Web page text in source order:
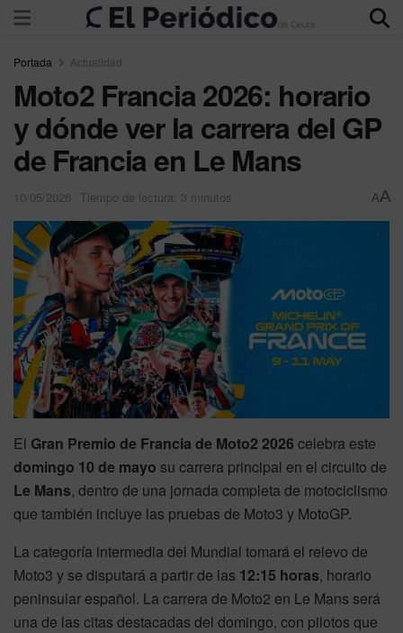
Portada Actualidad
Moto2 Francia 2026: horario
y dónde ver la carrera del GP
de Francia en Le Mans
10/05/2026 Tiempo de lectura: 3 minutos AA
El Gran Premio de Francia de Moto2 2026 celebra este
domingo 10 de mayo su carrera principal en el circuito de
Le Mans, dentro de una jornada completa de motociclismo
que también incluye las pruebas de Moto3 y MotoGP.
La categoría intermedia del Mundial tomará el relevo de
Moto3 y se disputará a partir de las 12:15 horas, horario
peninsular español. La carrera de Moto2 en Le Mans será
una de las citas destacadas del domingo, con pilotos que